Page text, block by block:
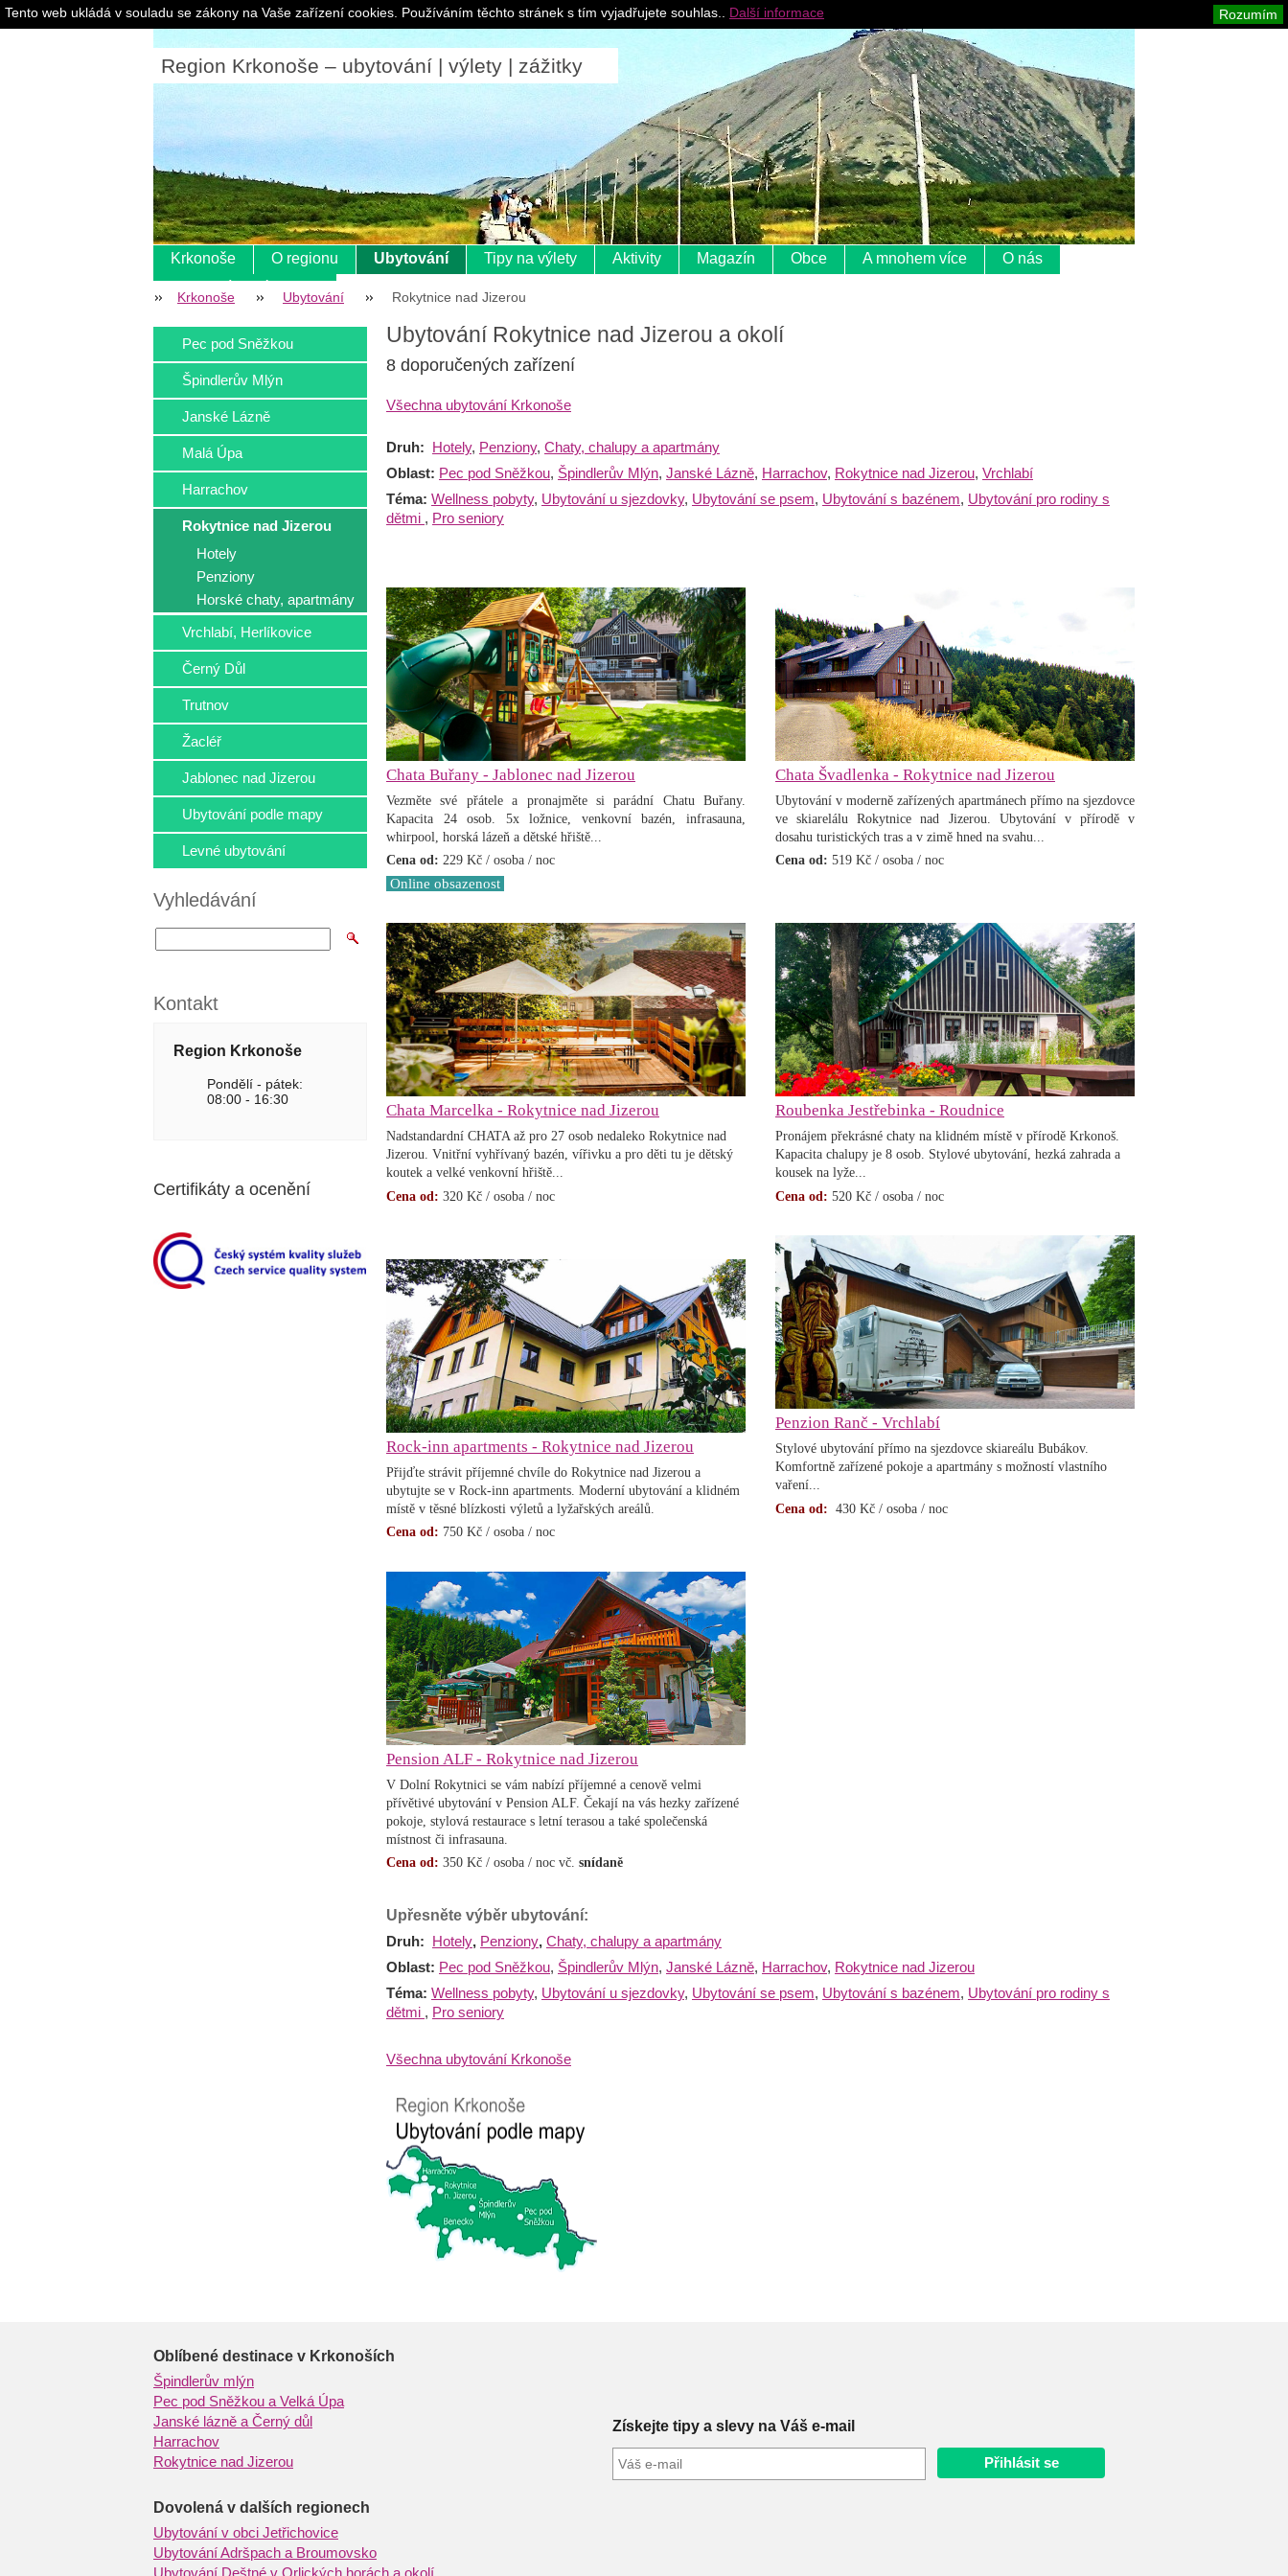
Region Krkonoše – ubytování | výlety | zážitky
Pro ubytovatele
Krkonoše O regionu Ubytování Tipy na výlety Aktivity Magazín Obce A mnohem více
O nás
Krkonoše Ubytování Rokytnice nad Jizerou
Ubytování Rokytnice nad Jizerou a okolí
8 doporučených zařízení
Všechna ubytování Krkonoše
Druh: Hotely, Penziony, Chaty, chalupy a apartmány
Oblast: Pec pod Sněžkou, Špindlerův Mlýn, Janské Lázně, Harrachov, Rokytnice nad Jizerou, Vrchlabí
Téma: Wellness pobyty, Ubytování u sjezdovky, Ubytování se psem, Ubytování s bazénem, Ubytování pro rodiny s
dětmi , Pro seniory
Chata Švadlenka - Rokytnice nad Jizerou
Ubytování v moderně zařízených apartmánech přímo na sjezdovce
ve skiarelálu Rokytnice nad Jizerou. Ubytování v přírodě v
dosahu turistických tras a v zimě hned na svahu...
Cena od: 519 Kč / osoba / noc
Roubenka Jestřebinka - Roudnice
Pronájem překrásné chaty na klidném místě v přírodě Krkonoš.
Kapacita chalupy je 8 osob. Stylové ubytování, hezká zahrada a
kousek na lyže...
Cena od: 520 Kč / osoba / noc
Penzion Ranč - Vrchlabí
Stylové ubytování přímo na sjezdovce skiareálu Bubákov.
Komfortně zařízené pokoje a apartmány s možností vlastního
vaření...
Cena od: 430 Kč / osoba / noc
Chata Buřany - Jablonec nad Jizerou
Vezměte své přátele a pronajměte si parádní Chatu Buřany.
Kapacita 24 osob. 5x ložnice, venkovní bazén, infrasauna,
whirpool, horská lázeň a dětské hřiště...
Cena od: 229 Kč / osoba / noc
Online obsazenost
Chata Marcelka - Rokytnice nad Jizerou
Nadstandardní CHATA až pro 27 osob nedaleko Rokytnice nad
Jizerou. Vnitřní vyhřívaný bazén, vířivku a pro děti tu je dětský
koutek a velké venkovní hřiště...
Cena od: 320 Kč / osoba / noc
Rock-inn apartments - Rokytnice nad Jizerou
Přijďte strávit příjemné chvíle do Rokytnice nad Jizerou a
ubytujte se v Rock-inn apartments. Moderní ubytování a klidném
místě v těsné blízkosti výletů a lyžařských areálů.
Cena od: 750 Kč / osoba / noc
Pension ALF - Rokytnice nad Jizerou
V Dolní Rokytnici se vám nabízí příjemné a cenově velmi
přívětivé ubytování v Pension ALF. Čekají na vás hezky zařízené
pokoje, stylová restaurace s letní terasou a také společenská
místnost či infrasauna.
Cena od: 350 Kč / osoba / noc vč. snídaně
Upřesněte výběr ubytování:
Druh: Hotely, Penziony, Chaty, chalupy a apartmány
Oblast: Pec pod Sněžkou, Špindlerův Mlýn, Janské Lázně, Harrachov, Rokytnice nad Jizerou
Téma: Wellness pobyty, Ubytování u sjezdovky, Ubytování se psem, Ubytování s bazénem, Ubytování pro rodiny s
dětmi , Pro seniory
Všechna ubytování Krkonoše
Pec pod Sněžkou
Špindlerův Mlýn
Janské Lázně
Malá Úpa
Harrachov
Rokytnice nad Jizerou
Hotely
Penziony
Horské chaty, apartmány
Vrchlabí, Herlíkovice
Černý Důl
Trutnov
Žacléř
Jablonec nad Jizerou
Ubytování podle mapy
Levné ubytování
Vyhledávání
Kontakt
Region Krkonoše
Pondělí - pátek:
08:00 - 16:30
Certifikáty a ocenění
Získejte tipy a slevy na Váš e-mail
Oblíbené destinace v Krkonoších
Špindlerův mlýn
Pec pod Sněžkou a Velká Úpa
Janské lázně a Černý důl
Harrachov
Rokytnice nad Jizerou
Dovolená v dalších regionech
Ubytování v obci Jetřichovice
Ubytování Adršpach a Broumovsko
Ubytování Deštné v Orlických horách a okolí
Tento web ukládá v souladu se zákony na Vaše zařízení cookies. Používáním těchto stránek s tím vyjadřujete souhlas.. Rozumím
Další informace